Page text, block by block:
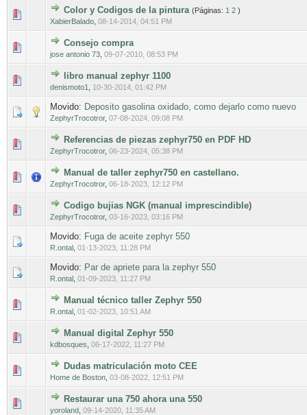
Color y Codigos de la pintura (Páginas: 1 2 )
XabierBalado 08-14-2014, 04:51 PM
0 voto(s) - Media 0 de 5
1 23 45
Consejo compra
jose antonio 73 09-07-2010, 08:53 PM
0 voto(s) - Media 0 de 5
libro manual zephyr 1100
denismoto1 10-30-2014, 01:42 PM
0 voto(s) - Media 0 de 5
12345
Movido: Deposito gasolina oxidado, como dejarlo como nuevo
ZephyrTrocotror, 07-08-2024, 09:08 PM
Referencias de piezas zephyr750 en PDF HD
ZephyrTrocotror, 06-23-2024, 05:38 PM
0 voto(s) - Media 0 de 5
123 45
Manual de taller zephyr750 en castellano.
ZephyrTrocotror, 06-18-2023, 12:12 PM
0 voto(s) - Media 0 de 5
1234 5
Codigo bujias NGK (manual imprescindible)
ZephyrTrocotror, 03-16-2023, 03:16 PM
0 voto(s) - Media 0 de 5
1 2345
Movido: Fuga de aceite zephyr 550
R.ontal 01-13-2023, 11:28 PM
Movido: Par de apriete para la zephyr 550
R.ontal 01-09-2023, 11:27 PM
Manual técnico taller Zephyr 550
R.ontal 01-02-2023, 10:51 AM
0 voto(s) - Media 0 de 5
12 345
Manual digital Zephyr 550
kdbosques 06-17-2022, 11:27 PM
0 voto(s) - Media 0 de 5
123 45
Dudas matriculación moto CEE
Home de Boston 03-08-2022, 12:51 PM
0 voto(s) - Media 0 de 5
12 345
Restaurar una 750 ahora una 550
yoroland 09-14-2020, 11:35 AM
0 voto(s) - Media 0 de 5
12345